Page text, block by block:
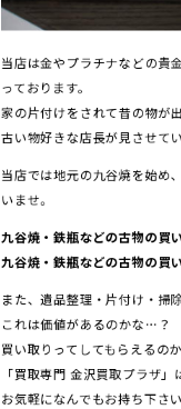
当店は金やプラチナなどの貴
っております。
家の片付けをされて昔の物が
古い物好きな店長が見させて
当店では地元の九谷焼を始め
いませ。
九谷焼・鉄瓶などの古物の買
九谷焼・鉄瓶などの古物の
また、遺品整理・片付け・掃
これは価値があるのかな…？
買い取りってしてもらえるの
「買取専門 金沢買取プラザ
お気軽になんでもお持ち下さ